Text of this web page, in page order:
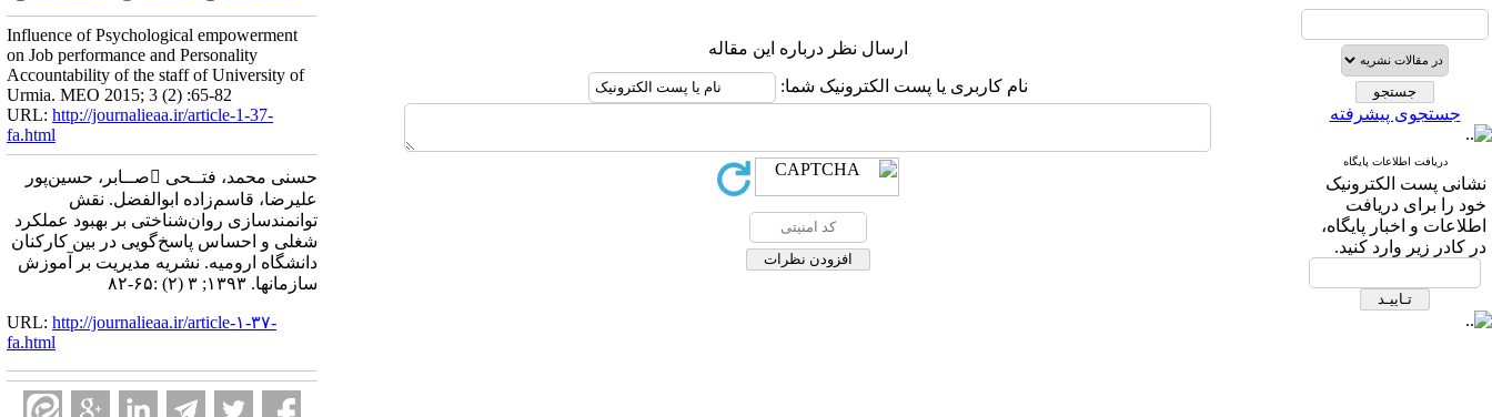
جستجوی پیشرفته
دریافت اطلاعات پایگاه
نشانی پست الکترونیک
خود را برای دریافت
اطلاعات و اخبار پایگاه،
در کادر زیر وارد کنید.
ارسال نظر درباره این مقاله
نام کاربری یا پست الکترونیک شما:
Influence of Psychological empowerment
on Job performance and Personality
Accountability of the staff of University of
Urmia. MEO 2015; 3 (2) :65-82
URL: http://journalieaa.ir/article-1-37-
fa.html
حسنی محمد، فتــحی صــابر، حسین‌پور
علیرضا، قاسم‌زاده ابوالفضل. نقش
توانمندسازی روان‌شناختی بر بهبود عملکرد
شغلی و احساس پاسخ‌گویی در بین کارکنان
دانشگاه ارومیه. نشریه مديريت بر آموزش
سازمانها. ۱۳۹۳; ۳ (۲) :۶۵-۸۲
URL: http://journalieaa.ir/article-۱-۳۷-
fa.html